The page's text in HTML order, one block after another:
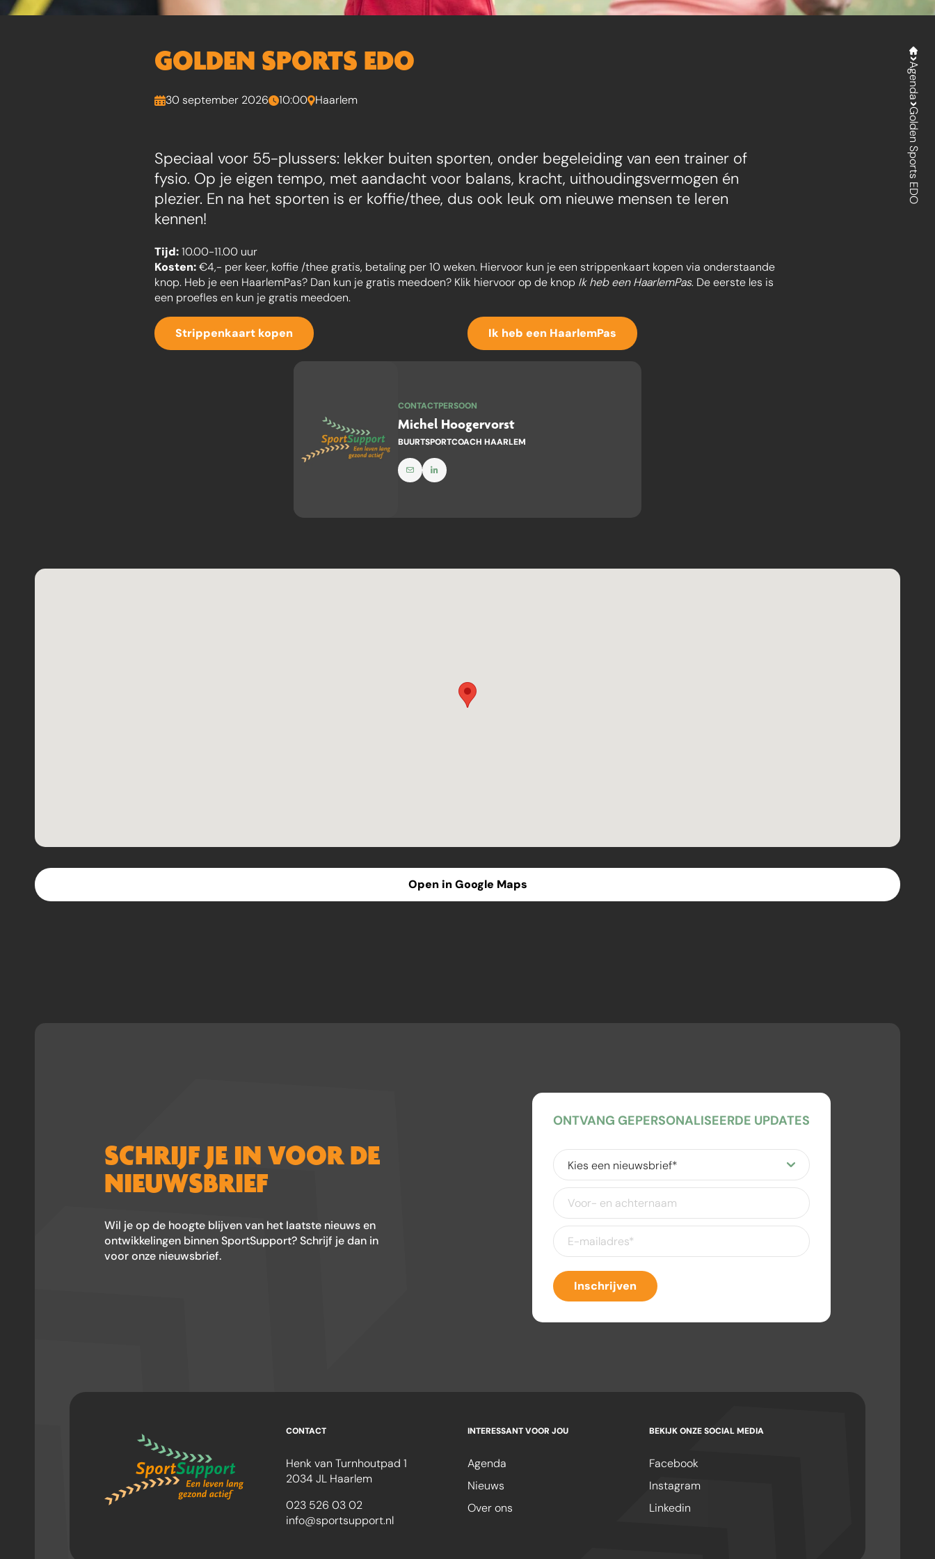
Agenda
Golden Sports EDO
GOLDEN SPORTS EDO
30 september 2026 10:00 Haarlem
Speciaal voor 55-plussers: lekker buiten sporten, onder begeleiding van een trainer of
fysio. Op je eigen tempo, met aandacht voor balans, kracht, uithoudingsvermogen én
plezier. En na het sporten is er koffie/thee, dus ook leuk om nieuwe mensen te leren
kennen!
Tijd:10.00-11.00 uur
Kosten:€4,- per keer, koffie /thee gratis, betaling per 10 weken. Hiervoor kun je een strippenkaart kopen via onderstaande
knop. Heb je een HaarlemPas? Dan kun je gratis meedoen? Klik hiervoor op de knop Ik heb een HaarlemPas. De eerste les is
een proefles en kun je gratis meedoen.
Strippenkaart kopen Ik heb een HaarlemPas
CONTACTPERSOON
Michel Hoogervorst
BUURTSPORTCOACH HAARLEM
Open in Google Maps
SCHRIJF JE IN VOOR DE
NIEUWSBRIEF
Wil je op de hoogte blijven van het laatste nieuws en
ontwikkelingen binnen SportSupport? Schrijf je dan in
voor onze nieuwsbrief.
ONTVANG GEPERSONALISEERDE UPDATES
Kies
een
nieuwsbrief(Vereist)
Voor-
en
achternaam
E-
mailadres(Vereist)
Inschrijven
CONTACT
Henk van Turnhoutpad 1
2034 JL Haarlem
023 526 03 02
info@sportsupport.nl
INTERESSANT VOOR JOU
Agenda
Nieuws
Over ons
BEKIJK ONZE SOCIAL MEDIA
Facebook
Instagram
Linkedin